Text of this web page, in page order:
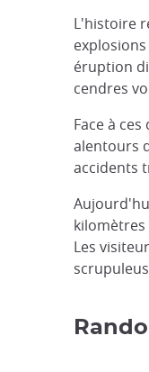
L'histoire
éruption
cendres
Face à
alentours
accidents
Les